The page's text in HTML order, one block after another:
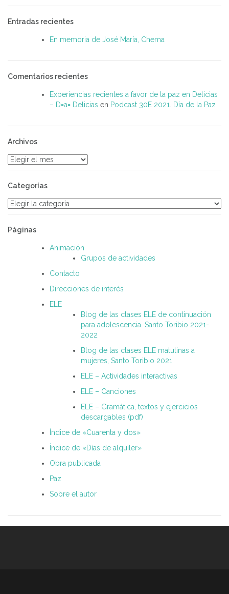
Entradas recientes
En memoria de José María, Chema
Comentarios recientes
Experiencias recientes a favor de la paz en Delicias
– D=a= Delicias en Podcast 30E 2021. Día de la Paz
Archivos
Archivos
Categorías
Categorías
Páginas
Animación
Grupos de actividades
Contacto
Direcciones de interés
ELE
Blog de las clases ELE de continuación
para adolescencia. Santo Toribio 2021-
2022
Blog de las clases ELE matutinas a
mujeres, Santo Toribio 2021
ELE – Actividades interactivas
ELE – Canciones
ELE – Gramática, textos y ejercicios
descargables (pdf)
Índice de «Cuarenta y dos»
Índice de «Días de alquiler»
Obra publicada
Paz
Sobre el autor